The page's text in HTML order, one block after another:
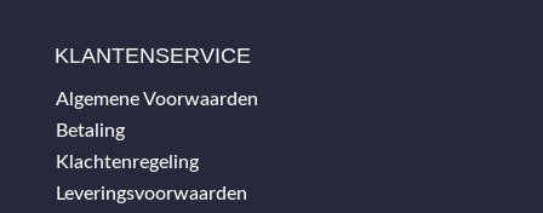
KLANTENSERVICE
Algemene Voorwaarden
Betaling
Klachtenregeling
Leveringsvoorwaarden